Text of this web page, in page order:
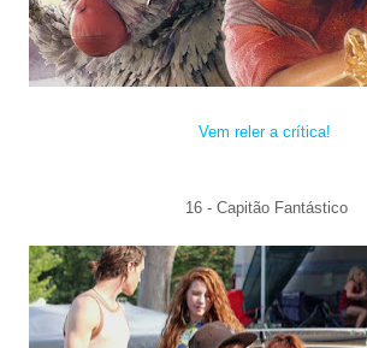
Vem reler a crítica!
16 -Capitão Fantástico